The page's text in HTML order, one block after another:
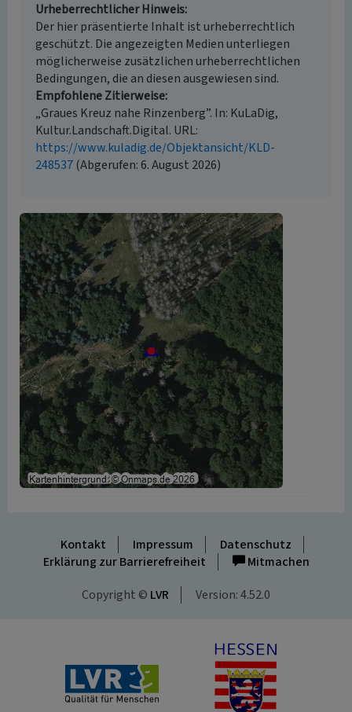
Urheberrechtlicher Hinweis
Der hier präsentierte Inhalt ist urheberrechtlich
geschützt. Die angezeigten Medien unterliegen
möglicherweise zusätzlichen urheberrechtlichen
Bedingungen, die an diesen ausgewiesen sind.
Empfohlene Zitierweise
„Graues Kreuz nahe Rinzenberg”. In: KuLaDig,
Kultur.Landschaft.Digital. URL:
https://www.kuladig.de/Objektansicht/KLD-
248537(Abgerufen: 6. August 2026)
Kontakt Impressum
Datenschutz
Erklärung zur Barrierefreiheit
Mitmachen
Copyright © LVR Version: 4.52.0